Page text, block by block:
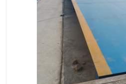
半自动输送机